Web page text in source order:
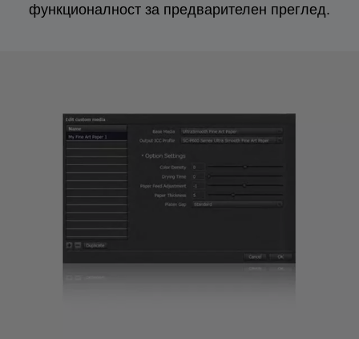
функционалност за предварителен преглед.